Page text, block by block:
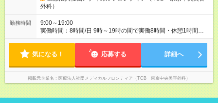
外科）
勤務時間
9:00～19:00
実働時間：8時間/日 9時～19時の間で実働8時間・休憩1時間
【残業ほぼ無し！】 残業月平均3時間のため、ほぼ毎日定時で退
気になる！ 応募する 詳細へ
掲載元企業名 医療法人社団メディカルフロンティア（TCB 東京中央美容外科）